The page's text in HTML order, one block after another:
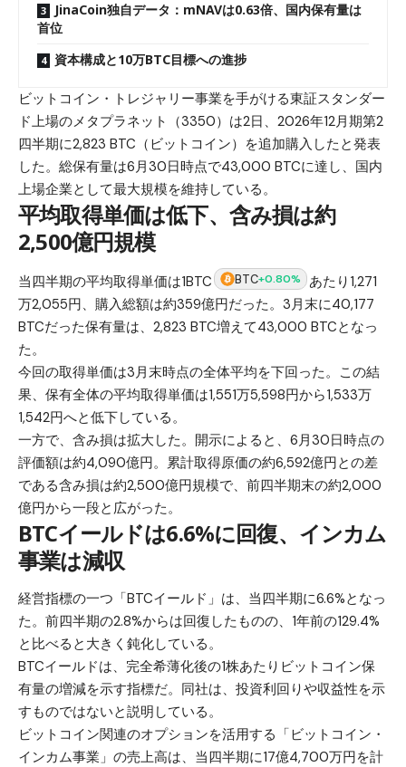
JinaCoin独自データ：mNAVは0.63倍、国内保有量は
首位
資本構成と10万BTC目標への進捗
ビットコイン・トレジャリー事業を手がける東証スタンダー
ド上場のメタプラネット（3350）は2日、2026年12月期第2
四半期に2,823 BTC（ビットコイン）を追加購入したと発表
した。総保有量は6月30日時点で43,000 BTCに達し、国内
上場企業として最大規模を維持している。
平均取得単価は低下、含み損は約
2,500億円規模
当四半期の平均取得単価は1BTC BTC+0.80%
あたり1,271
万2,055円、購入総額は約359億円だった。3月末に40,177
BTCだった保有量は、2,823 BTC増えて43,000 BTCとなっ
た。
今回の取得単価は3月末時点の全体平均を下回った。この結
果、保有全体の平均取得単価は1,551万5,598円から1,533万
1,542円へと低下している。
一方で、含み損は拡大した。開示によると、6月30日時点の
評価額は約4,090億円。累計取得原価の約6,592億円との差
である含み損は約2,500億円規模で、前四半期末の約2,000
億円から一段と広がった。
BTCイールドは6.6%に回復、インカム
事業は減収
経営指標の一つ「BTCイールド」は、当四半期に6.6%となっ
た。前四半期の2.8%からは回復したものの、1年前の129.4%
と比べると大きく鈍化している。
BTCイールドは、完全希薄化後の1株あたりビットコイン保
有量の増減を示す指標だ。同社は、投資利回りや収益性を示
すものではないと説明している。
ビットコイン関連のオプションを活用する「ビットコイン・
インカム事業」の売上高は、当四半期に17億4,700万円を計